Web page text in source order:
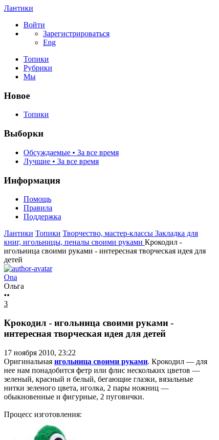
Лантики
Войти
Зарегистрироваться
Eng
Топики
Рубрики
Мы
Новое
Топики
Выборки
Обсуждаемые • За все время
Лучшие • За все время
Информация
Помощь
Правила
Поддержка
Лантики Топики Творчество, мастер-классы Закладка для
книг, игольницы, пеналы своими руками Крокодил -
игольница своими руками - интересная творческая идея для
детей
Ona
Ольга
••
3
Крокодил - игольница своими руками -
интересная творческая идея для детей
17 ноября 2010, 23:22
Оригинальная игольница своими руками. Крокодил — для
нее нам понадобится фетр или флис нескольких цветов —
зеленый, красный и белый, бегающие глазки, вязальные
нитки зеленого цвета, иголка, 2 пары ножниц —
обыкновенные и фигурные, 2 пуговички.
Процесс изготовления: